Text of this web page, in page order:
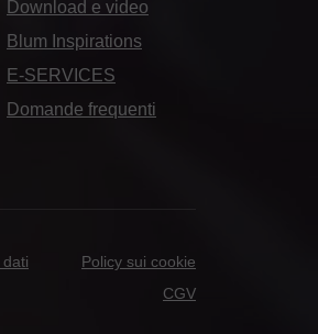
Download e video
Blum Inspirations
E-SERVICES
Domande frequenti
Policy sui cookie
CGV